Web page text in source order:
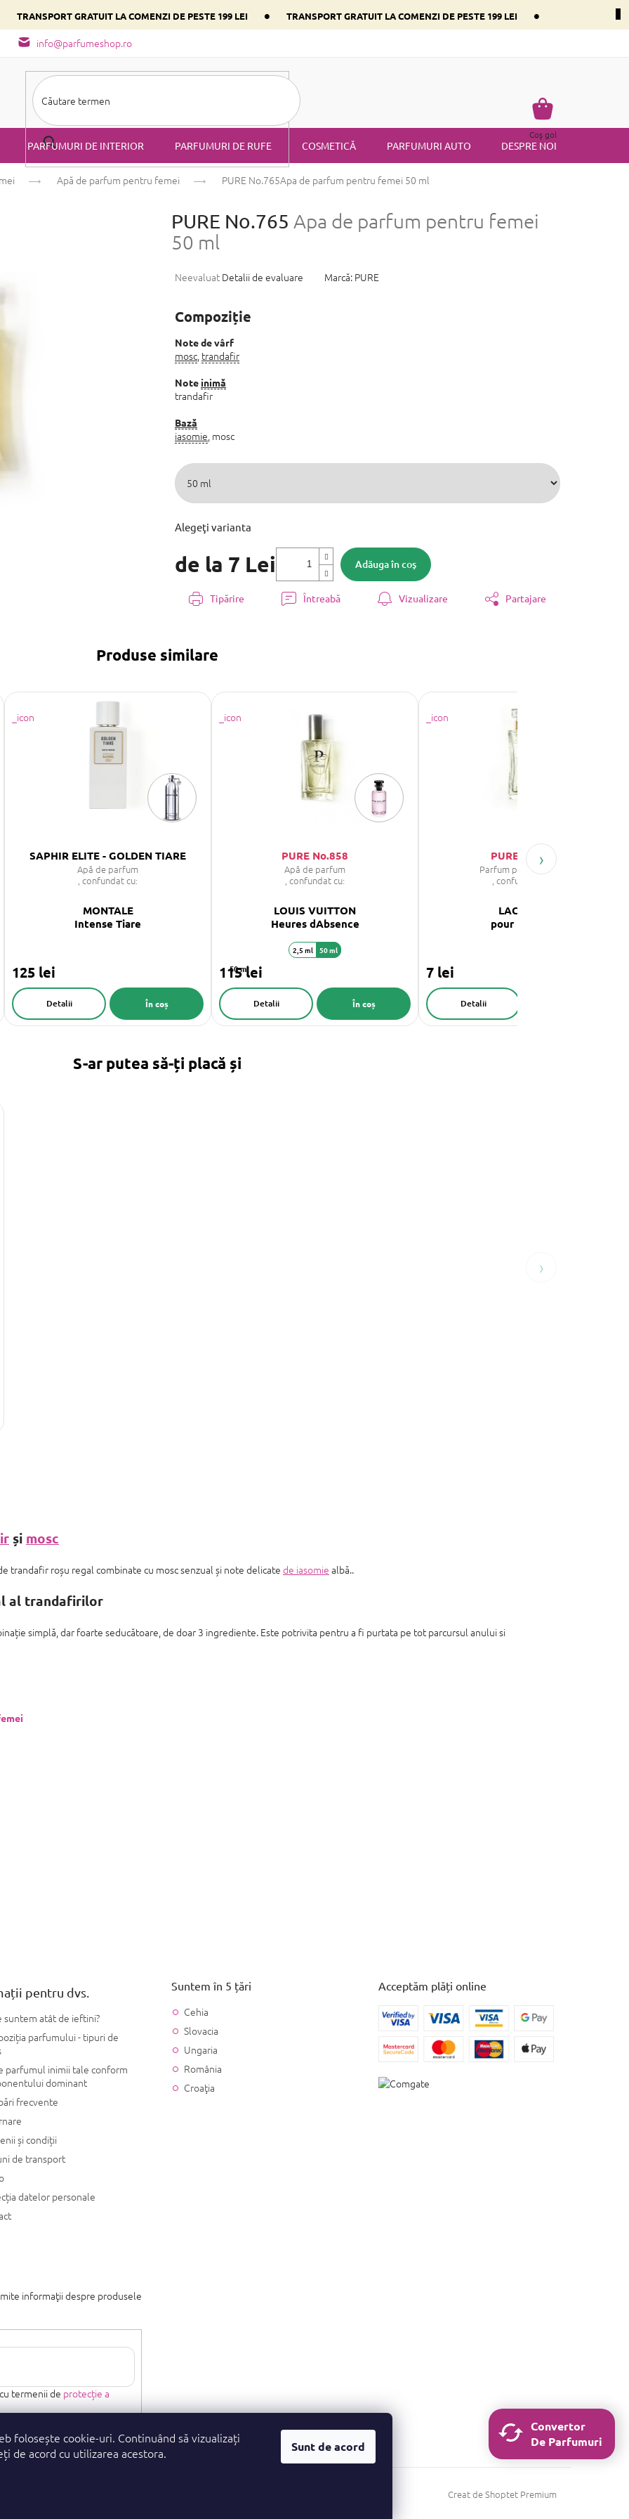
folosește cookie-uri. Continuând să vizualizați
de acord cu utilizarea acestora.
Sunt de acord
TRANSPORT GRATUIT LA COMENZI DE PESTE 199 LEI • TRANSPORT GRATUIT LA COMENZI DE PESTE 199 LEI •
info@parfumeshop.ro
- tipuri de miros Alege parfumul inimii tale conform componentului dominant
Coş
de
cumpărături
Coş gol
PARFUMURI DE INTERIOR PARFUMURI DE RUFE COSMETICĂ PARFUMURI AUTO DESPRE NOI
Apă de parfum pentru femei PURE No.765Apa de parfum pentru femei 50 ml
PURE No.765 Apa de parfum pentru femei
50 ml
Evaluarea
produsului
0,0
din
stele.
Neevaluat Detalii de evaluare Marcă: PURE
de la 7 Lei
preţ:
Alegeţi varianta
Adăuga în coş
Compoziție
Note de vârf
mosc trandafir
Note inimă
trandafir
Bază
iasomie , mosc
Tipărire Întreabă Vizualizare Partajare
Produse similare
SAPHIR ELITE - GOLDEN TIARE
Apă de parfum
, confundat cu:
MONTALE
Intense Tiare
125 lei
În coș
Detalii
PURE No.858
Apă de parfum
, confundat cu:
LOUIS VUITTON
Heures dAbsence
50 ml
115 lei
În coș
Detalii
2,5 ml 50 ml
PURE No. 59
Parfum pentru femei
, confundat cu:
LACOSTE
pour Femme
7 lei
Detalii
›
S-ar putea să-ți placă și
›
și mosc
trandafir roșu regal combinate cu mosc senzual și note delicate de iasomie albă..
al trandafirilor
simplă, dar foarte seducătoare, de doar 3 ingrediente. Este potrivita pentru a fi purtata pe tot parcursul anului si
pentru dvs.
suntem atât de ieftini?
parfumului - tipuri de
parfumul inimii tale conform
dominant
frecvente
și condiții
de transport
datelor personale
Suntem în 5 țări
Cehia
Slovacia
Ungaria
România
Croaţia
Acceptăm plăți online
informaţii despre produsele
termenii de protecție a
Creat de Shoptet Premium
Convertor
De Parfumuri